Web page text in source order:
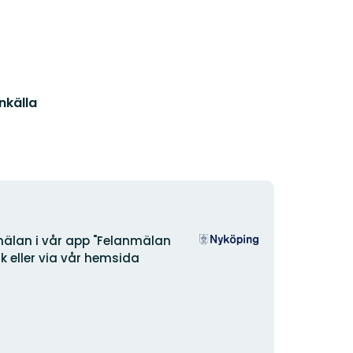
i vår app "Felanmälan
eller via vår hemsida
Organisationens